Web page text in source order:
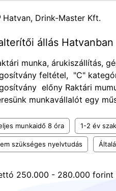
Hatvan, Drink-Master Kft.
állás Hatvanban
munka, árukiszállítás,
feltétel, "C"
előny Raktári
munkavállalót egy
munkaidő 8 óra 1-2 év
szükséges nyelvtudás
250.000 - 280.000 forint